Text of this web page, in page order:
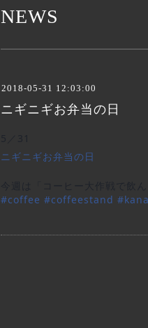
NEWS
2018-05-31 12:03:00
ニギニギお弁当の日
ニギニギお弁当の日
#coffee #coffeestand #